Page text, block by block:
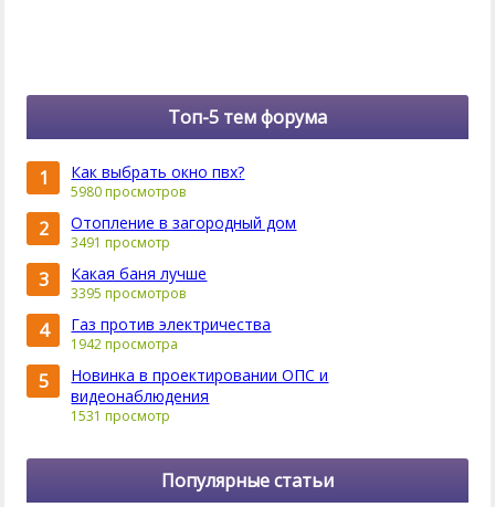
Топ-5 тем форума
1 Как выбрать окно пвх?
5980 просмотров
2 Отопление в загородный дом
3491 просмотр
3 Какая баня лучше
3395 просмотров
4 Газ против электричества
1942 просмотра
5
Новинка в проектировании ОПС и
видеонаблюдения
1531 просмотр
Популярные статьи